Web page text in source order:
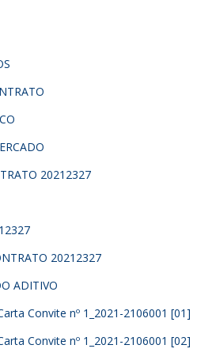
20212327
20212327
ADITIVO
Convite nº 1_2021-2106001 [01]
Convite nº 1_2021-2106001 [02]